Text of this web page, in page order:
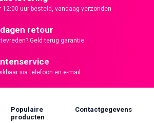
12:00 uur besteld, vandaag verzonden
retour
Geld terug garantie
via telefoon en e-mail
Populaire
producten
Contactgegevens